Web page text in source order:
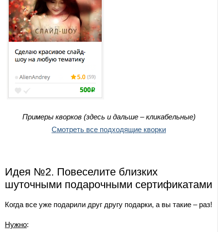
Примеры кворков (здесь и дальше – кликабельные)
Смотреть все подходящие кворки
Идея №2. Повеселите близких
шуточными подарочными сертификатами
Когда все уже подарили друг другу подарки, а вы такие – раз!
Нужно: